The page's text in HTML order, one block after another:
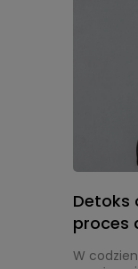
Detoks
proces
W